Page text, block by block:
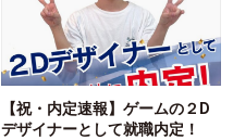
【祝・内定速報】ゲームの２D
デザイナーとして就職内定！